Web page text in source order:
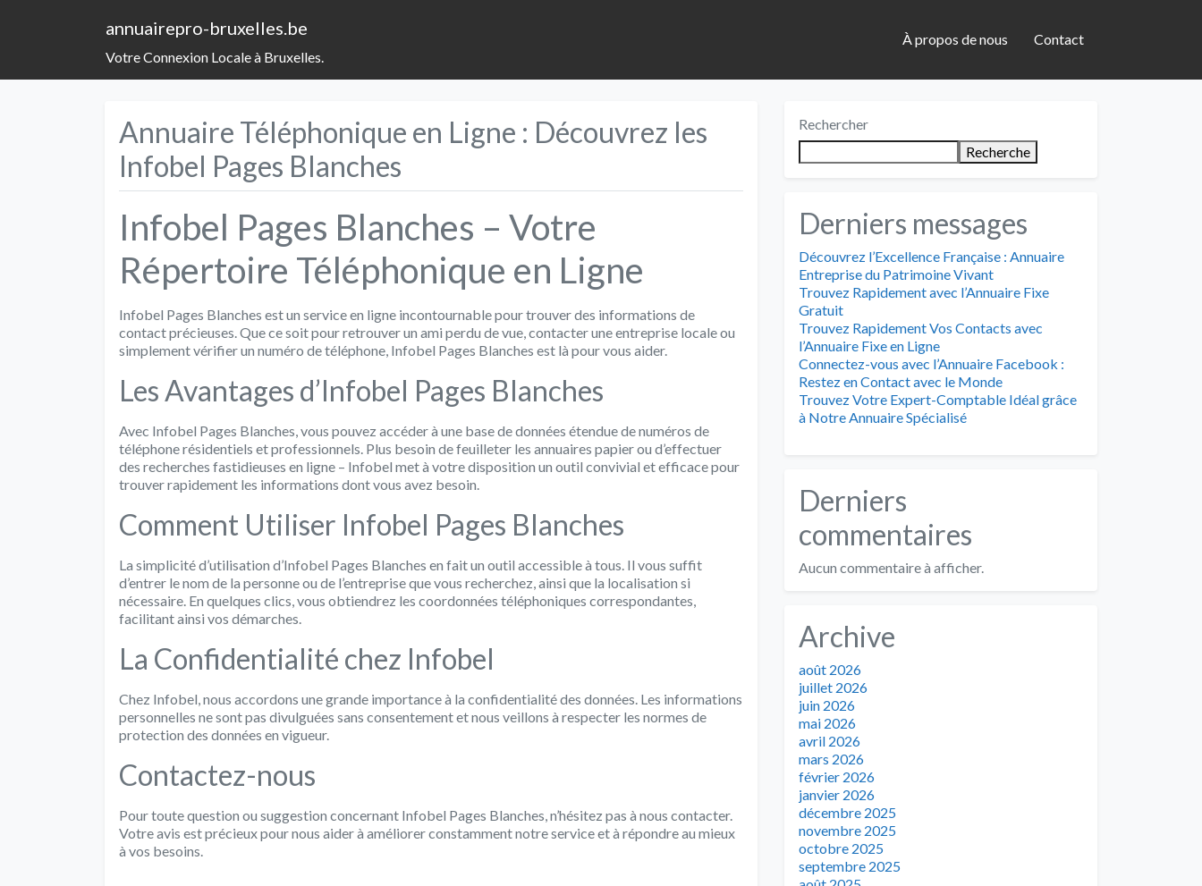
annuairepro-bruxelles.be
Votre Connexion Locale à Bruxelles.
À propos de nous Contact
Annuaire Téléphonique en Ligne : Découvrez les
Infobel Pages Blanches
Infobel Pages Blanches – Votre
Répertoire Téléphonique en Ligne
Infobel Pages Blanches est un service en ligne incontournable pour trouver des informations de
contact précieuses. Que ce soit pour retrouver un ami perdu de vue, contacter une entreprise locale ou
simplement vérifier un numéro de téléphone, Infobel Pages Blanches est là pour vous aider.
Les Avantages d’Infobel Pages Blanches
Avec Infobel Pages Blanches, vous pouvez accéder à une base de données étendue de numéros de
téléphone résidentiels et professionnels. Plus besoin de feuilleter les annuaires papier ou d’effectuer
des recherches fastidieuses en ligne – Infobel met à votre disposition un outil convivial et efficace pour
trouver rapidement les informations dont vous avez besoin.
Comment Utiliser Infobel Pages Blanches
La simplicité d’utilisation d’Infobel Pages Blanches en fait un outil accessible à tous. Il vous suffit
d’entrer le nom de la personne ou de l’entreprise que vous recherchez, ainsi que la localisation si
nécessaire. En quelques clics, vous obtiendrez les coordonnées téléphoniques correspondantes,
facilitant ainsi vos démarches.
La Confidentialité chez Infobel
Chez Infobel, nous accordons une grande importance à la confidentialité des données. Les informations
personnelles ne sont pas divulguées sans consentement et nous veillons à respecter les normes de
protection des données en vigueur.
Contactez-nous
Pour toute question ou suggestion concernant Infobel Pages Blanches, n’hésitez pas à nous contacter.
Votre avis est précieux pour nous aider à améliorer constamment notre service et à répondre au mieux
à vos besoins.
Rechercher
Recherche
Derniers messages
Découvrez l’Excellence Française : Annuaire
Entreprise du Patrimoine Vivant
Trouvez Rapidement avec l’Annuaire Fixe
Gratuit
Trouvez Rapidement Vos Contacts avec
l’Annuaire Fixe en Ligne
Connectez-vous avec l’Annuaire Facebook :
Restez en Contact avec le Monde
Trouvez Votre Expert-Comptable Idéal grâce
à Notre Annuaire Spécialisé
Derniers
commentaires
Aucun commentaire à afficher.
Archive
août 2026
juillet 2026
juin 2026
mai 2026
avril 2026
mars 2026
février 2026
janvier 2026
décembre 2025
novembre 2025
octobre 2025
septembre 2025